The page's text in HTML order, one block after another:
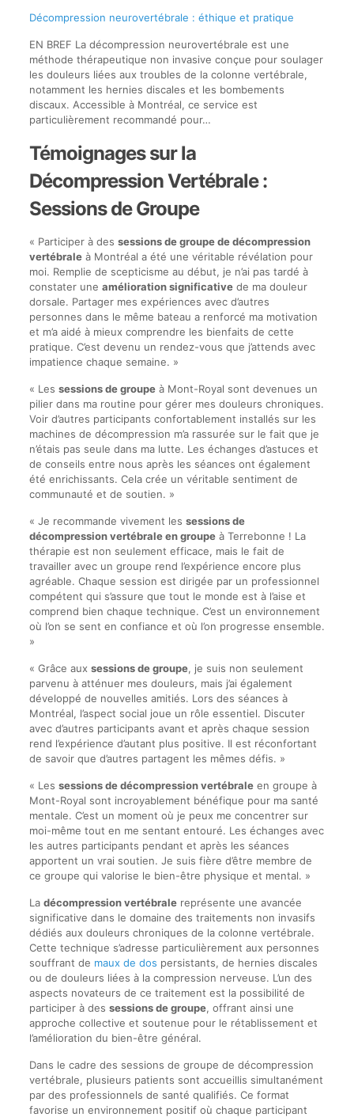
Décompression neurovertébrale : éthique et pratique
EN BREF La décompression neurovertébrale est une
méthode thérapeutique non invasive conçue pour soulager
les douleurs liées aux troubles de la colonne vertébrale,
notamment les hernies discales et les bombements
discaux. Accessible à Montréal, ce service est
particulièrement recommandé pour…
Témoignages sur la
Décompression Vertébrale :
Sessions de Groupe
« Participer à des sessions de groupe de décompression
vertébraleà Montréal a été une véritable révélation pour
moi. Remplie de scepticisme au début, je n’ai pas tardé à
constater une amélioration significativede ma douleur
dorsale. Partager mes expériences avec d’autres
personnes dans le même bateau a renforcé ma motivation
et m’a aidé à mieux comprendre les bienfaits de cette
pratique. C’est devenu un rendez-vous que j’attends avec
impatience chaque semaine. »
« Les sessions de groupeà Mont-Royal sont devenues un
pilier dans ma routine pour gérer mes douleurs chroniques.
Voir d’autres participants confortablement installés sur les
machines de décompression m’a rassurée sur le fait que je
n’étais pas seule dans ma lutte. Les échanges d’astuces et
de conseils entre nous après les séances ont également
été enrichissants. Cela crée un véritable sentiment de
communauté et de soutien. »
« Je recommande vivement les sessions de
décompression vertébrale en groupeà Terrebonne ! La
thérapie est non seulement efficace, mais le fait de
travailler avec un groupe rend l’expérience encore plus
agréable. Chaque session est dirigée par un professionnel
compétent qui s’assure que tout le monde est à l’aise et
comprend bien chaque technique. C’est un environnement
où l’on se sent en confiance et où l’on progresse ensemble.
»
« Grâce aux sessions de groupe, je suis non seulement
parvenu à atténuer mes douleurs, mais j’ai également
développé de nouvelles amitiés. Lors des séances à
Montréal, l’aspect social joue un rôle essentiel. Discuter
avec d’autres participants avant et après chaque session
rend l’expérience d’autant plus positive. Il est réconfortant
de savoir que d’autres partagent les mêmes défis. »
« Les sessions de décompression vertébraleen groupe à
Mont-Royal sont incroyablement bénéfique pour ma santé
mentale. C’est un moment où je peux me concentrer sur
moi-même tout en me sentant entouré. Les échanges avec
les autres participants pendant et après les séances
apportent un vrai soutien. Je suis fière d’être membre de
ce groupe qui valorise le bien-être physique et mental. »
La décompression vertébralereprésente une avancée
significative dans le domaine des traitements non invasifs
dédiés aux douleurs chroniques de la colonne vertébrale.
Cette technique s’adresse particulièrement aux personnes
souffrant de maux de dos persistants, de hernies discales
ou de douleurs liées à la compression nerveuse. L’un des
aspects novateurs de ce traitement est la possibilité de
participer à des sessions de groupe, offrant ainsi une
approche collective et soutenue pour le rétablissement et
l’amélioration du bien-être général.
Dans le cadre des sessions de groupe de décompression
vertébrale, plusieurs patients sont accueillis simultanément
par des professionnels de santé qualifiés. Ce format
favorise un environnement positif où chaque participant